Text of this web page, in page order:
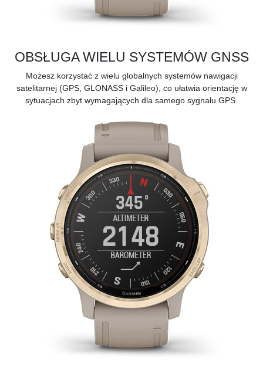
OBSŁUGA WIELU SYSTEMÓW GNSS
Możesz korzystać z wielu globalnych systemów nawigacji
satelitarnej (GPS, GLONASS i Galileo), co ułatwia orientację w
sytuacjach zbyt wymagających dla samego sygnału GPS.